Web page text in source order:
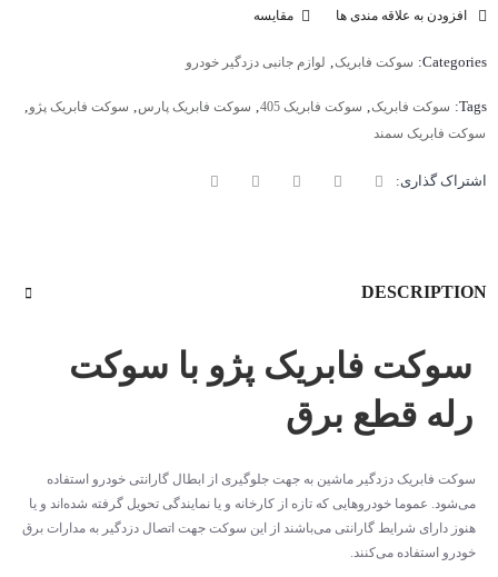
افزودن به علاقه مندی ها مقایسه
Categories: سوکت فابریک لوازم جانبی دزدگیر خودرو
Tags: سوکت فابریک سوکت فابریک 405 سوکت فابریک پارس سوکت فابریک پژو
سوکت فابریک سمند
اشتراک گذاری:
DESCRIPTION
سوکت فابریک پژو با سوکت
رله قطع برق
سوکت فابریک دزدگیر ماشین به جهت جلوگیری از ابطال گارانتی خودرو استفاده
می‌شود. عموما خودروهایی که تازه از کارخانه و یا نمایندگی تحویل گرفته شده‌اند و یا
هنوز دارای شرایط گارانتی می‌باشند از این سوکت جهت اتصال دزدگیر به مدارات برق
خودرو استفاده می‌کنند.